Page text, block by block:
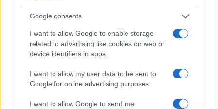
Google consents
I want to allow Google to enable storage
related to advertising like cookies on web or
device identifiers in apps.
I want to allow my user data to be sent to
Google for online advertising purposes.
I want to allow Google to send me
MEDLEMMAR I CLUB 2000 PLATINA
MEDLEMMAR I CLUB 2000 SILVER